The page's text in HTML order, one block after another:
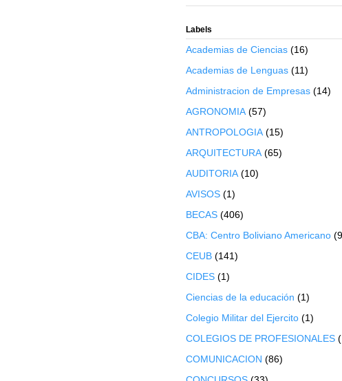
Labels
Academias de Ciencias (16)
Academias de Lenguas (11)
Administracion de Empresas (14)
AGRONOMIA (57)
ANTROPOLOGIA (15)
ARQUITECTURA (65)
AUDITORIA (10)
AVISOS (1)
BECAS (406)
CBA: Centro Boliviano Americano
CEUB (141)
CIDES (1)
Ciencias de la educación (1)
Colegio Militar del Ejercito (1)
COLEGIOS DE PROFESIONALES
COMUNICACION (86)